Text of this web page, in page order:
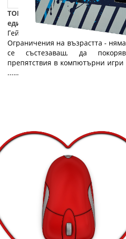
ТОП 6 гейминг компютри и
един геймър: Част 1
Геймингът е увлечение,
Ограничения на възрастта -
се състезаваш, да
препятствия в компютърни игри
...…
22.03.2019
Fly.bg